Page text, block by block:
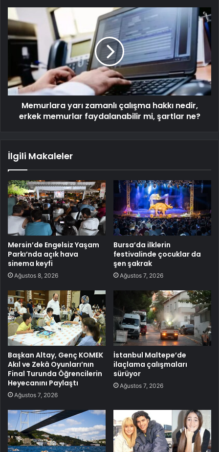
Memurlara yarı zamanlı çalışma hakkı nedir,
erkek memurlar faydalanabilir mi, şartlar ne?
İlgili Makaleler
Mersin’de Engelsiz Yaşam
Parkı’nda açık hava
sinema keyfi
Ağustos 8, 2026
Bursa’da ilklerin
festivalinde çocuklar da
şen şakrak
Ağustos 7, 2026
Başkan Altay, Genç KOMEK
Akıl ve Zekâ Oyunları’nın
Final Turunda Öğrencilerin
Heyecanını Paylaştı
Ağustos 7, 2026
İstanbul Maltepe’de
ilaçlama çalışmaları
sürüyor
Ağustos 7, 2026